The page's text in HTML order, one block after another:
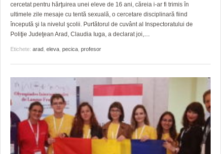
GRĂDINA TAICII DOMNULUI
ZIARISTU’ DE TERASĂ
FINANŢĂRI DE LA A LA Z
PE SURSE
CRONICĂ DE FILM
UNDE MERGEM
CLIPURI VIDEO
JOCURI ONLINE
ACCIDENTE
ANUNŢURI
CULTURA
INVATAMANT
JUSTITIE
FILME DOCUMENTARE
CLIPURI VIDEO
cercetat pentru hărţuirea unei eleve de 16 ani, căreia i-ar fi trimis în
ultimele zile mesaje cu tentă sexuală, o cercetare disciplinară fiind
începută şi la nivelul şcolii. Purtătorul de cuvânt al Inspectoratului de
Poliţie Judeţean Arad, Claudia Iuga, a declarat joi,…
Etichete: arad eleva pecica profesor